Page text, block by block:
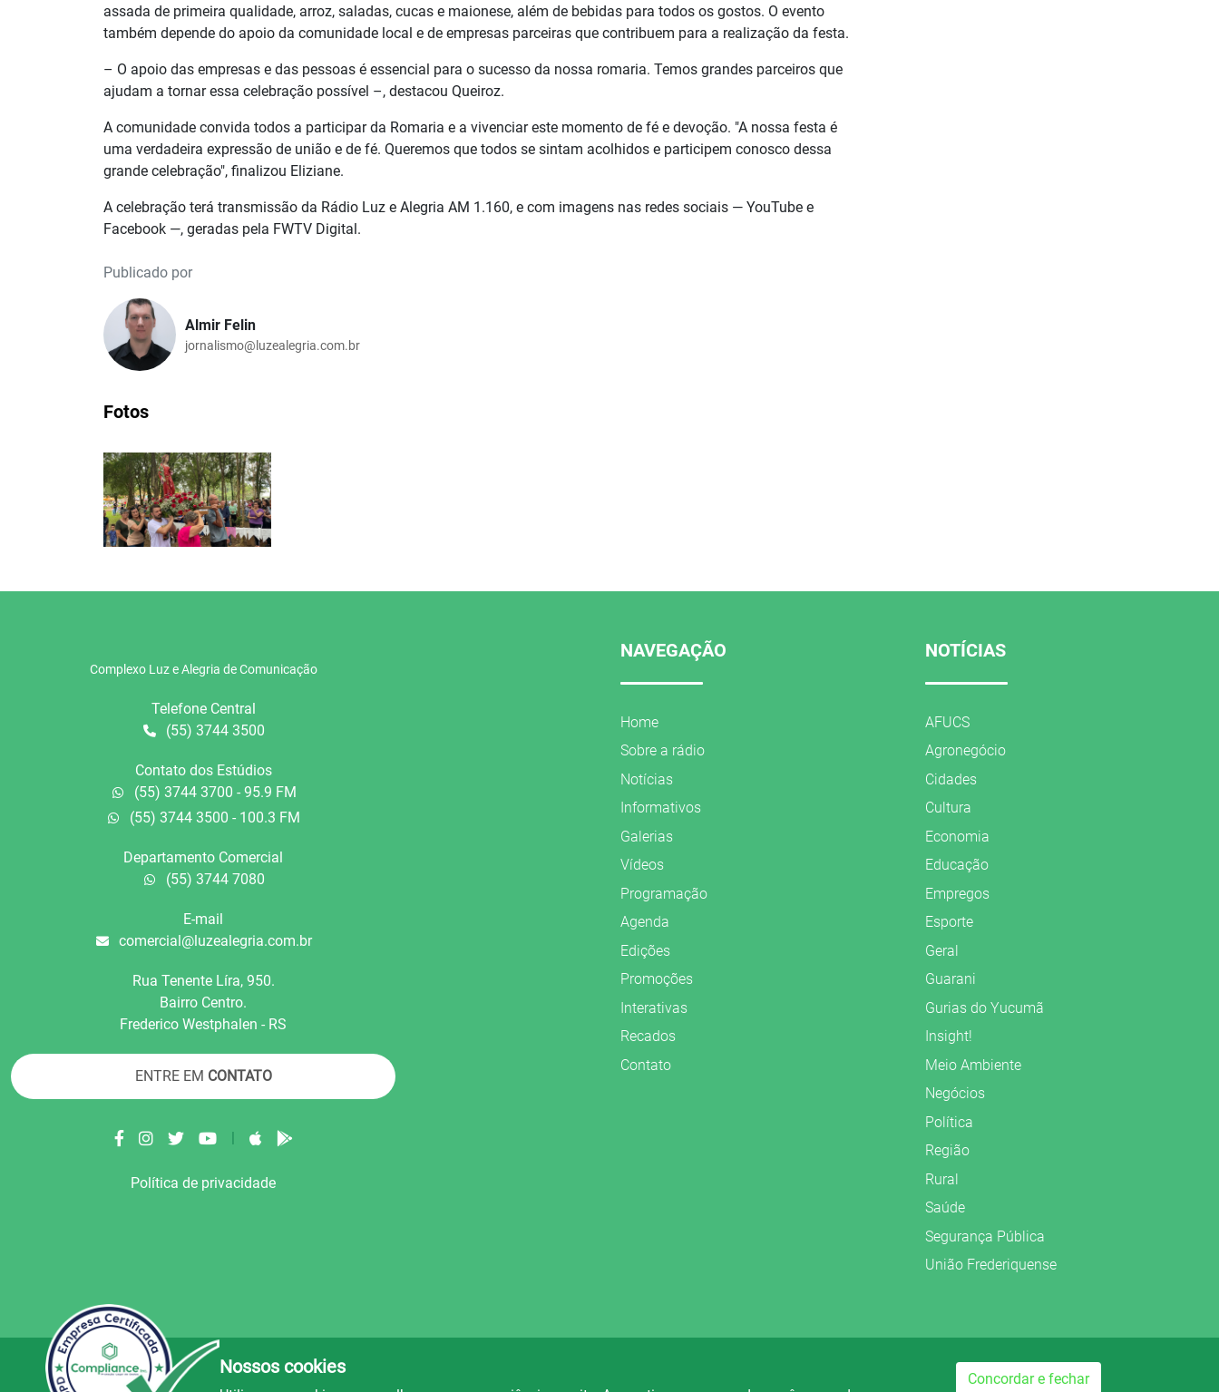
assada de primeira qualidade, arroz, saladas, cucas e maionese, além de bebidas para todos os gostos. O evento
também depende do apoio da comunidade local e de empresas parceiras que contribuem para a realização da festa.
– O apoio das empresas e das pessoas é essencial para o sucesso da nossa romaria. Temos grandes parceiros que
ajudam a tornar essa celebração possível –, destacou Queiroz.
A comunidade convida todos a participar da Romaria e a vivenciar este momento de fé e devoção. "A nossa festa é
uma verdadeira expressão de união e de fé. Queremos que todos se sintam acolhidos e participem conosco dessa
grande celebração", finalizou Eliziane.
A celebração terá transmissão da Rádio Luz e Alegria AM 1.160, e com imagens nas redes sociais — YouTube e
Facebook —, geradas pela FWTV Digital.
Publicado por
Almir Felin
jornalismo@luzealegria.com.br
Fotos
Complexo Luz e Alegria de Comunicação
Telefone Central
(55) 3744 3500
Contato dos Estúdios
(55) 3744 3700 - 95.9 FM
(55) 3744 3500 - 100.3 FM
Departamento Comercial
(55) 3744 7080
E-mail
comercial@luzealegria.com.br
Rua Tenente Líra, 950.
Bairro Centro.
Frederico Westphalen - RS
ENTRE EM CONTATO
|
Política de privacidade
NAVEGAÇÃO
Home
Sobre a rádio
Notícias
Informativos
Galerias
Vídeos
Programação
Agenda
Edições
Promoções
Interativas
Recados
Contato
NOTÍCIAS
AFUCS
Agronegócio
Cidades
Cultura
Economia
Educação
Empregos
Esporte
Geral
Guarani
Gurias do Yucumã
Insight!
Meio Ambiente
Negócios
Política
Região
Rural
Saúde
Segurança Pública
União Frederiquense
© Copyright 2022.LA+.Todos os direitos reservados. Preparado no
Nossos cookies
Concordar e fechar